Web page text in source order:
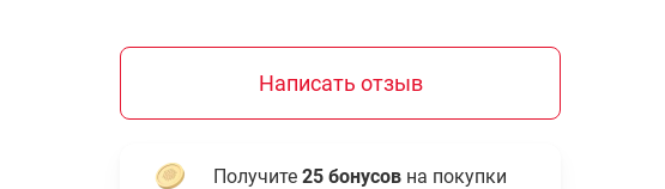
Написать отзыв
Получите 25 бонусов на покупки